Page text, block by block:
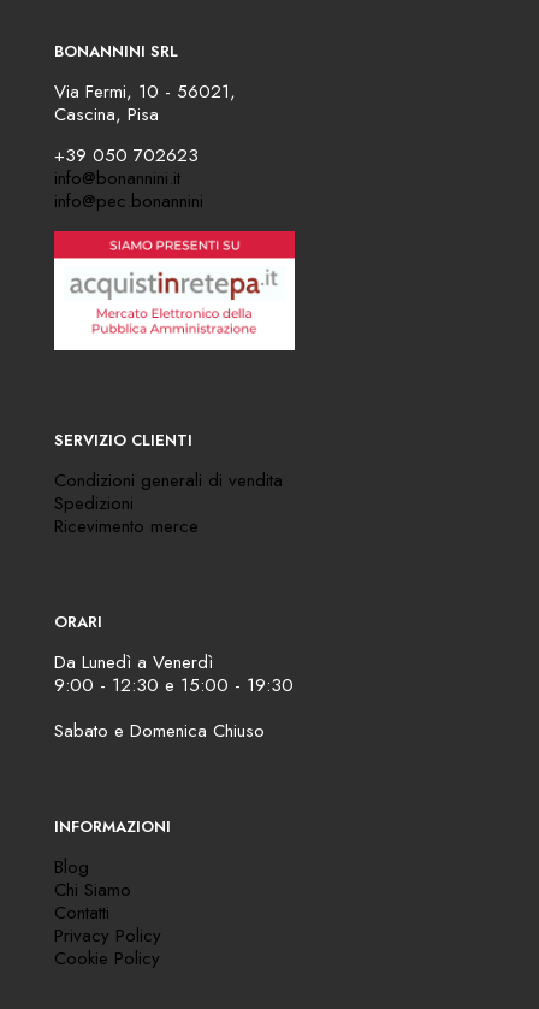
BONANNINI SRL
Via Fermi, 10 - 56021,
Cascina, Pisa
+39 050 702623
info@bonannini.it
info@pec.bonannini
SERVIZIO CLIENTI
Condizioni generali di vendita
Spedizioni
Ricevimento merce
ORARI
Da Lunedì a Venerdì
9:00 - 12:30 e 15:00 - 19:30
Sabato e Domenica Chiuso
INFORMAZIONI
Blog
Chi Siamo
Contatti
Privacy Policy
Cookie Policy